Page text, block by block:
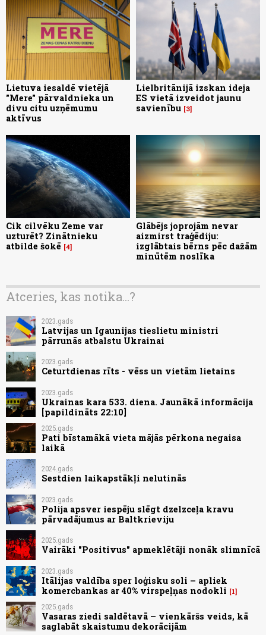
Lietuva iesaldē vietējā
"Mere" pārvaldnieka un
divu citu uzņēmumu
aktīvus
Lielbritānijā izskan ideja
ES vietā izveidot jaunu
savienību 3
Cik cilvēku Zeme var
uzturēt? Zinātnieku
atbilde šokē 4
Glābējs joprojām nevar
aizmirst traģēdiju:
izglābtais bērns pēc dažām
minūtēm noslīka
Atceries, kas notika...?
2023.gads
Latvijas un Igaunijas tieslietu ministri
pārrunās atbalstu Ukrainai
2023.gads
Ceturtdienas rīts - vēss un vietām lietains
2023.gads
Ukrainas kara 533. diena. Jaunākā informācija
[papildināts 22:10]
2025.gads
Pati bīstamākā vieta mājās pērkona negaisa
laikā
2024.gads
Sestdien laikapstākļi nelutinās
2023.gads
Polija apsver iespēju slēgt dzelzceļa kravu
pārvadājumus ar Baltkrieviju
2025.gads
Vairāki "Positivus" apmeklētāji nonāk slimnīcā
2023.gads
Itālijas valdība sper loģisku soli – apliek
komercbankas ar 40% virspeļņas nodokli
1
2025.gads
Vasaras ziedi saldētavā – vienkāršs veids, kā
saglabāt skaistumu dekorācijām